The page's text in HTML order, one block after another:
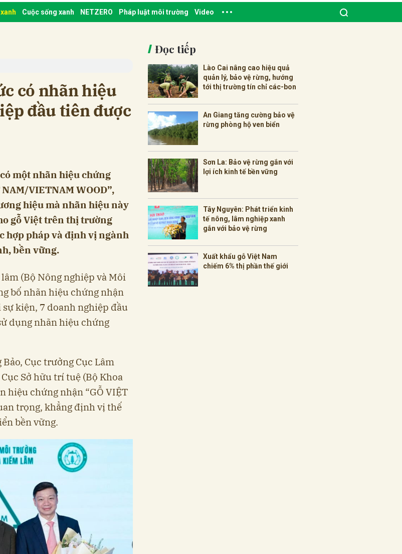
Cuộc sống xanh NETZERO Pháp luật môi trường Video
có nhãn hiệu
đầu tiên được
một nhãn hiệu chứng
VIETNAM WOOD”,
hiệu mà nhãn hiệu này
gỗ Việt trên thị trường
hợp pháp và định vị ngành
bền vững.
(Bộ Nông nghiệp và Môi
bố nhãn hiệu chứng nhận
sự kiện, 7 doanh nghiệp đầu
dụng nhãn hiệu chứng
Cục trưởng Cục Lâm
Sở hữu trí tuệ (Bộ Khoa
hiệu chứng nhận “GỖ VIỆT
trọng, khẳng định vị thế
bền vững.
Đọc tiếp
Lào Cai nâng cao hiệu quả
quản lý, bảo vệ rừng, hướng
tới thị trường tín chỉ các-bon
An Giang tăng cường bảo vệ
rừng phòng hộ ven biển
Sơn La: Bảo vệ rừng gắn với
lợi ích kinh tế bền vững
Tây Nguyên: Phát triển kinh
tế nông, lâm nghiệp xanh
gắn với bảo vệ rừng
Xuất khẩu gỗ Việt Nam
chiếm 6% thị phần thế giới